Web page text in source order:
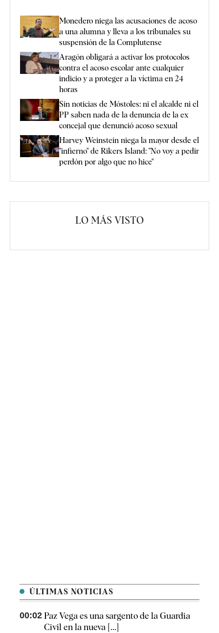
Monedero niega las acusaciones de acoso
a una alumna y lleva a los tribunales su
suspensión de la Complutense
Aragón obligará a activar los protocolos
contra el acoso escolar ante cualquier
indicio y a proteger a la víctima en 24
horas
Sin noticias de Móstoles: ni el alcalde ni el
PP saben nada de la denuncia de la ex
concejal que denunció acoso sexual
Harvey Weinstein niega la mayor desde el
"infierno" de Rikers Island: "No voy a pedir
perdón por algo que no hice"
LO MÁS VISTO
ÚLTIMAS NOTICIAS
00:02 Paz Vega es una sargento de la Guardia
Civil en la nueva [...]